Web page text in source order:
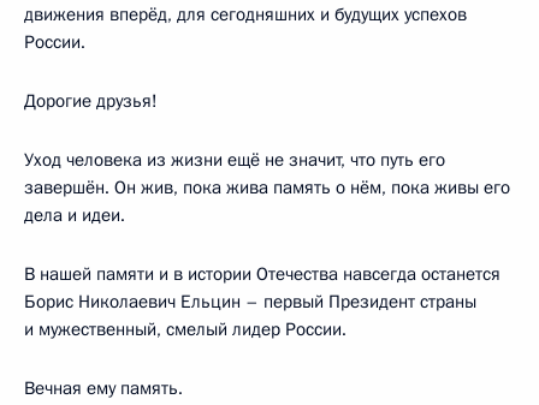
движения вперёд, для сегодняшних и будущих успехов
России.
Дорогие друзья!
Уход человека из жизни ещё не значит, что путь его
завершён. Он жив, пока жива память о нём, пока живы его
дела и идеи.
В нашей памяти и в истории Отечества навсегда останется
Борис Николаевич Ельцин – первый Президент страны
и мужественный, смелый лидер России.
Вечная ему память.